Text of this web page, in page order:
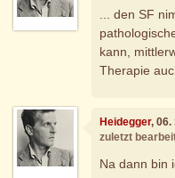
... den SF
kann,
Therapie
Heidegger, 06.
zuletzt
Na dann bin